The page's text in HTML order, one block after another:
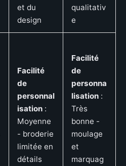
et du
design
qualitativ
e
Facilité
de
personnal
isation :
Moyenne
- broderie
limitée en
détails
Facilité
de
personna
lisation :
Très
bonne -
moulage
et
marquag